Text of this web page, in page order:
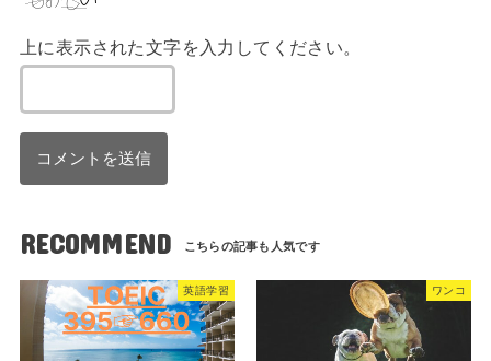
上に表示された文字を入力してください。
RECOMMEND
英語学習 ワンコ